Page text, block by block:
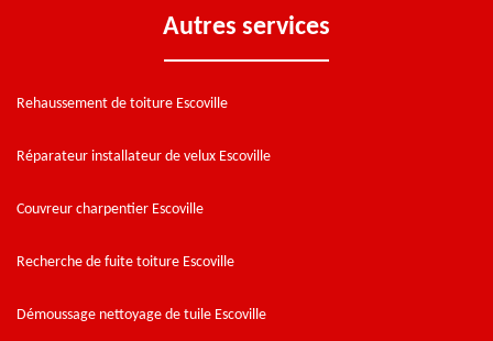
Autres services
Rehaussement de toiture Escoville
Réparateur installateur de velux Escoville
Couvreur charpentier Escoville
Recherche de fuite toiture Escoville
Démoussage nettoyage de tuile Escoville